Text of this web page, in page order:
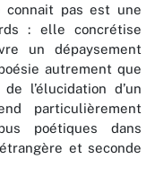
connait pas est une
: elle concrétise
un dépaysement
autrement que
l’élucidation d’un
particulièrement
poétiques dans
et seconde